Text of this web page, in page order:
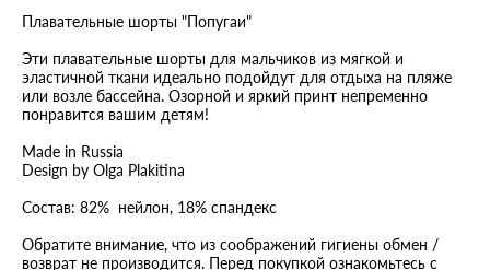
Плавательные шорты "Попугаи"
Эти плавательные шорты для мальчиков из мягкой и
эластичной ткани идеально подойдут для отдыха на пляже
или возле бассейна. Озорной и яркий принт непременно
понравится вашим детям!
Made in Russia
Design by Olga Plakitina
Состав: 82% нейлон, 18% спандекс
Обратите внимание, что из соображений гигиены обмен /
возврат не производится. Перед покупкой ознакомьтесь с